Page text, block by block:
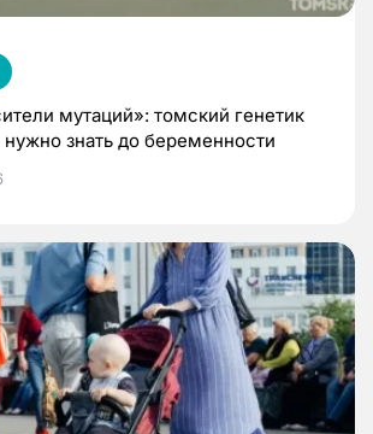
мутаций»: томский генетик
знать до беременности